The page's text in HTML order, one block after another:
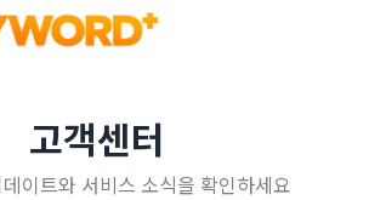
고객센터
이트와 서비스 소식을 확인하세요